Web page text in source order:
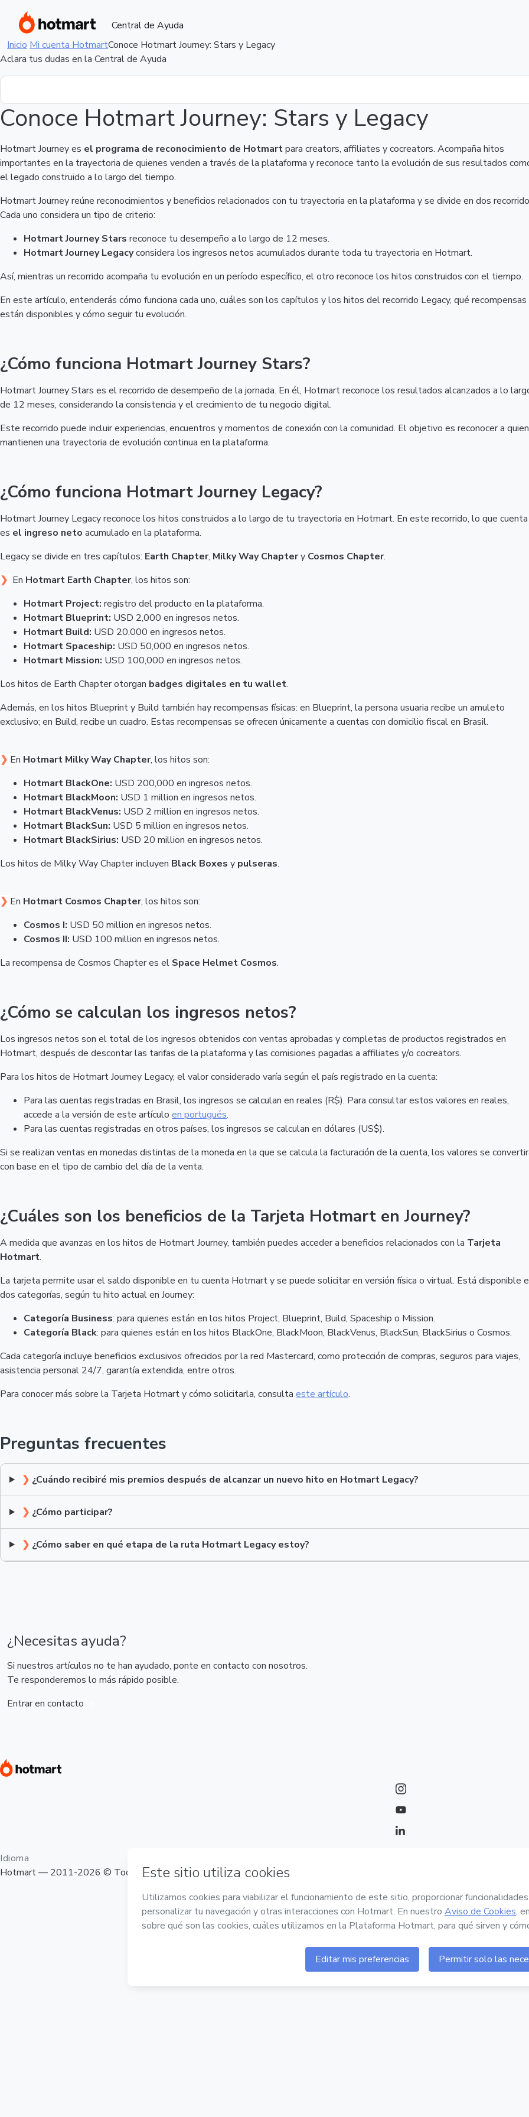
Central de Ayuda
Inicio Mi cuenta HotmartConoce Hotmart Journey: Stars y Legacy
Aclara tus dudas en la Central de Ayuda
Conoce Hotmart Journey: Stars y Legacy
Hotmart Journey es el programa de reconocimiento de Hotmartpara creators, affiliates y cocreators. Acompaña hitos
importantes en la trayectoria de quienes venden a través de la plataforma y reconoce tanto la evolución de sus resultados
el legado construido a lo largo del tiempo.
Hotmart Journey reúne reconocimientos y beneficios relacionados con tu trayectoria en la plataforma y se divide en dos
Cada uno considera un tipo de criterio:
Hotmart Journey Stars reconoce tu desempeño a lo largo de 12 meses.
Hotmart Journey Legacyconsidera los ingresos netos acumulados durante toda tu trayectoria en Hotmart.
Así, mientras un recorrido acompaña tu evolución en un período específico, el otro reconoce los hitos construidos con el tiempo.
En este artículo, entenderás cómo funciona cada uno, cuáles son los capítulos y los hitos del recorrido Legacy, qué recompensas
están disponibles y cómo seguir tu evolución.
¿Cómo funciona Hotmart Journey Stars?
Hotmart Journey Stars es el recorrido de desempeño de la jornada. En él, Hotmart reconoce los resultados alcanzados a lo
de 12 meses, considerando la consistencia y el crecimiento de tu negocio digital.
Este recorrido puede incluir experiencias, encuentros y momentos de conexión con la comunidad. El objetivo es reconocer a
mantienen una trayectoria de evolución continua en la plataforma.
¿Cómo funciona Hotmart Journey Legacy?
Hotmart Journey Legacy reconoce los hitos construidos a lo largo de tu trayectoria en Hotmart. En este recorrido, lo que cuenta
es el ingreso neto acumulado en la plataforma.
Legacy se divide en tres capítulos: Earth Chapter, Milky Way Chaptery Cosmos Chapter.
❯ En Hotmart Earth Chapter, los hitos son:
Hotmart Project: registro del producto en la plataforma.
Hotmart Blueprint: USD 2,000 en ingresos netos.
Hotmart Build: USD 20,000 en ingresos netos.
Hotmart Spaceship: USD 50,000 en ingresos netos.
Hotmart Mission: USD 100,000 en ingresos netos.
Los hitos de Earth Chapter otorgan badges digitales en tu wallet.
Además, en los hitos Blueprint y Build también hay recompensas físicas: en Blueprint, la persona usuaria recibe un amuleto
exclusivo; en Build, recibe un cuadro. Estas recompensas se ofrecen únicamente a cuentas con domicilio fiscal en Brasil.
❯ En Hotmart Milky Way Chapter, los hitos son:
Hotmart BlackOne: USD 200,000 en ingresos netos.
Hotmart BlackMoon: USD 1 million en ingresos netos.
Hotmart BlackVenus: USD 2 million en ingresos netos.
Hotmart BlackSun: USD 5 million en ingresos netos.
Hotmart BlackSirius: USD 20 million en ingresos netos.
Los hitos de Milky Way Chapter incluyen Black Boxes y pulseras.
❯ En Hotmart Cosmos Chapter, los hitos son:
Cosmos I: USD 50 million en ingresos netos.
Cosmos II: USD 100 million en ingresos netos.
La recompensa de Cosmos Chapter es el Space Helmet Cosmos.
¿Cómo se calculan los ingresos netos?
Los ingresos netos son el total de los ingresos obtenidos con ventas aprobadas y completas de productos registrados en
Hotmart, después de descontar las tarifas de la plataforma y las comisiones pagadas a affiliates y/o cocreators.
Para los hitos de Hotmart Journey Legacy, el valor considerado varía según el país registrado en la cuenta:
Para las cuentas registradas en Brasil, los ingresos se calculan en reales (R$). Para consultar estos valores en reales,
accede a la versión de este artículo en portugués.
Para las cuentas registradas en otros países, los ingresos se calculan en dólares (US$).
Si se realizan ventas en monedas distintas de la moneda en la que se calcula la facturación de la cuenta, los valores se
con base en el tipo de cambio del día de la venta.
¿Cuáles son los beneficios de la Tarjeta Hotmart en Journey?
A medida que avanzas en los hitos de Hotmart Journey, también puedes acceder a beneficios relacionados con la Tarjeta
Hotmart.
La tarjeta permite usar el saldo disponible en tu cuenta Hotmart y se puede solicitar en versión física o virtual. Está disponible
dos categorías, según tu hito actual en Journey:
Categoría Business: para quienes están en los hitos Project, Blueprint, Build, Spaceship o Mission.
Categoría Black: para quienes están en los hitos BlackOne, BlackMoon, BlackVenus, BlackSun, BlackSirius o Cosmos.
Cada categoría incluye beneficios exclusivos ofrecidos por la red Mastercard, como protección de compras, seguros para viajes,
asistencia personal 24/7, garantía extendida, entre otros.
Para conocer más sobre la Tarjeta Hotmart y cómo solicitarla, consulta este artículo.
Preguntas frecuentes
❯ ¿Cuándo recibiré mis premios después de alcanzar un nuevo hito en Hotmart Legacy?
❯ ¿Cómo participar?
❯ ¿Cómo saber en qué etapa de la ruta Hotmart Legacy estoy?
¿Necesitas ayuda?
Si nuestros artículos no te han ayudado, ponte en contacto con nosotros.
Te responderemos lo más rápido posible.
Entrar en contacto
Idioma
Hotmart — 2011-2026 © Todos los derechos reservados